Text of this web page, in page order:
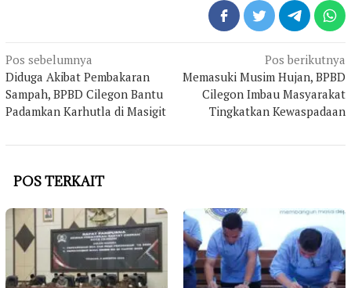
Navigasi
pos
Pos sebelumnya
Diduga Akibat Pembakaran
Sampah, BPBD Cilegon Bantu
Padamkan Karhutla di Masigit
Pos berikutnya
Memasuki Musim Hujan, BPBD
Cilegon Imbau Masyarakat
Tingkatkan Kewaspadaan
POS TERKAIT